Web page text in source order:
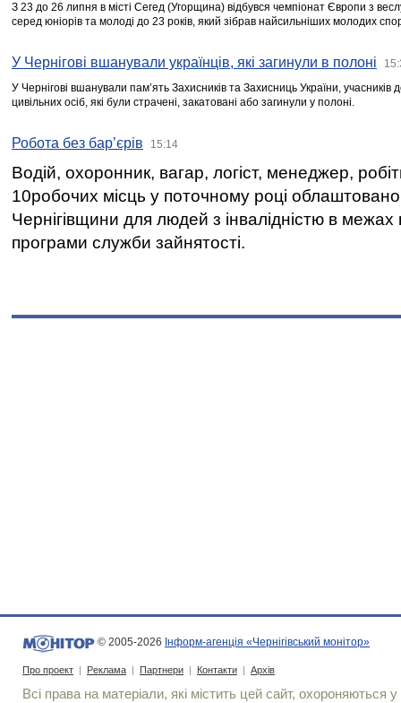
З 23 до 26 липня в місті Сегед (Угорщина) відбувся чемпіонат Європи з
серед юніорів та молоді до 23 років, який зібрав найсильніших молодих
У Чернігові вшанували українців, які загинули в полоні
У Чернігові вшанували пам’ять Захисників та Захисниць України,
цивільних осіб, які були страчені, закатовані або загинули у полоні.
Робота без бар’єрів 15:14
Водій, охоронник, вагар, логіст, менеджер,
10робочих місць у поточному році
Чернігівщини для людей з інвалідністю в межах
програми служби зайнятості.
© 2005-2026 Інформ-агенція «Чернігівський монітор»
Про проект | Реклама | Партнери | Контакти | Архів
Всі права на матеріали, які містить цей сайт, охороняються у